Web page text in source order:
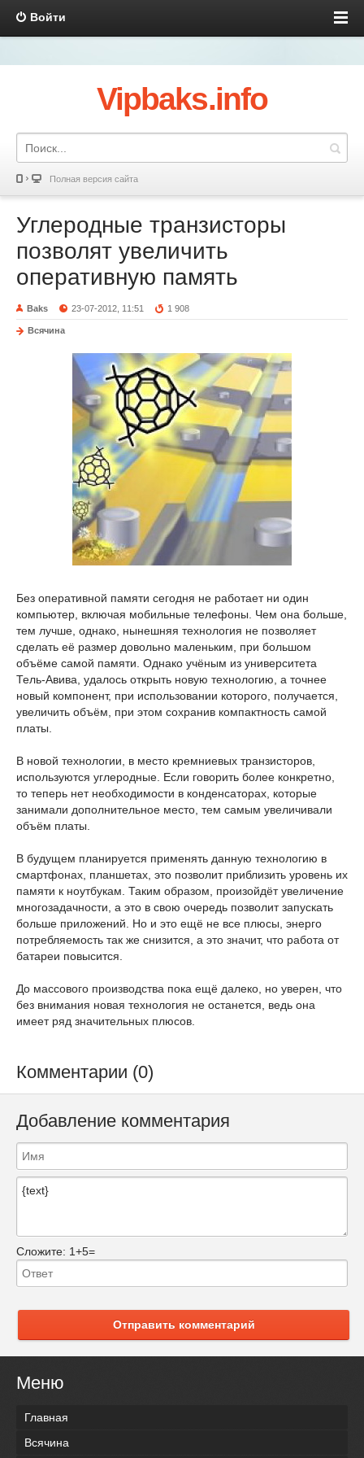
Войти
Vipbaks.info
Полная версия сайта
Углеродные транзисторы
позволят увеличить
оперативную память
Baks 23-07-2012, 11:51 1 908
Всячина
Без оперативной памяти сегодня не работает ни один
компьютер, включая мобильные телефоны. Чем она больше,
тем лучше, однако, нынешняя технология не позволяет
сделать её размер довольно маленьким, при большом
объёме самой памяти. Однако учёным из университета
Тель-Авива, удалось открыть новую технологию, а точнее
новый компонент, при использовании которого, получается,
увеличить объём, при этом сохранив компактность самой
платы.
В новой технологии, в место кремниевых транзисторов,
используются углеродные. Если говорить более конкретно,
то теперь нет необходимости в конденсаторах, которые
занимали дополнительное место, тем самым увеличивали
объём платы.
В будущем планируется применять данную технологию в
смартфонах, планшетах, это позволит приблизить уровень их
памяти к ноутбукам. Таким образом, произойдёт увеличение
многозадачности, а это в свою очередь позволит запускать
больше приложений. Но и это ещё не все плюсы, энерго
потребляемость так же снизится, а это значит, что работа от
батареи повысится.
До массового производства пока ещё далеко, но уверен, что
без внимания новая технология не останется, ведь она
имеет ряд значительных плюсов.
Комментарии (0)
Добавление комментария
Сложите: 1+5=
Отправить комментарий
Меню
Главная
Всячина